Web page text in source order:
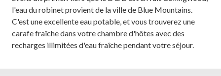
l'eau du robinet provient de la ville de Blue Mountains.
C'est une excellente eau potable, et vous trouverez une
carafe fraîche dans votre chambre d'hôtes avec des
recharges illimitées d'eau fraîche pendant votre séjour.